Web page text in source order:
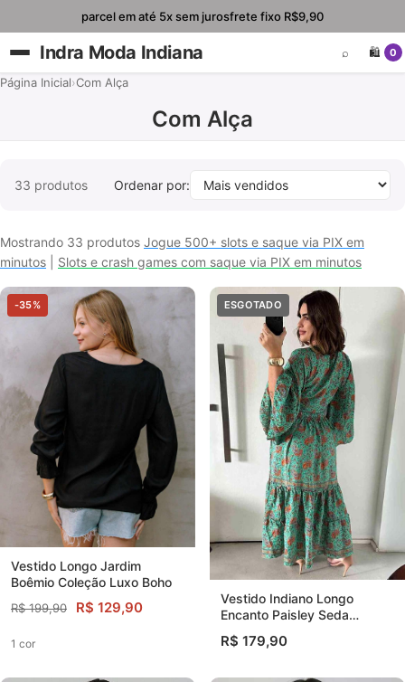
parcel em até 5x sem jurosfrete fixo R$9,90
Indra Moda Indiana ⌕ 🛍️ 0
Página Inicial›Com Alça
Com Alça
33 produtos Ordenar por:
Mostrando 33 produtos Jogue 500+ slots e saque via PIX em
minutos
Slots e crash games com saque via PIX em minutos
-35%
Vestido Longo Jardim
Boêmio Coleção Luxo Boho
R$ 199,90 R$ 129,90
1 cor
ESGOTADO
Vestido Indiano Longo
Encanto Paisley Seda
Coleção Premium
R$ 179,90